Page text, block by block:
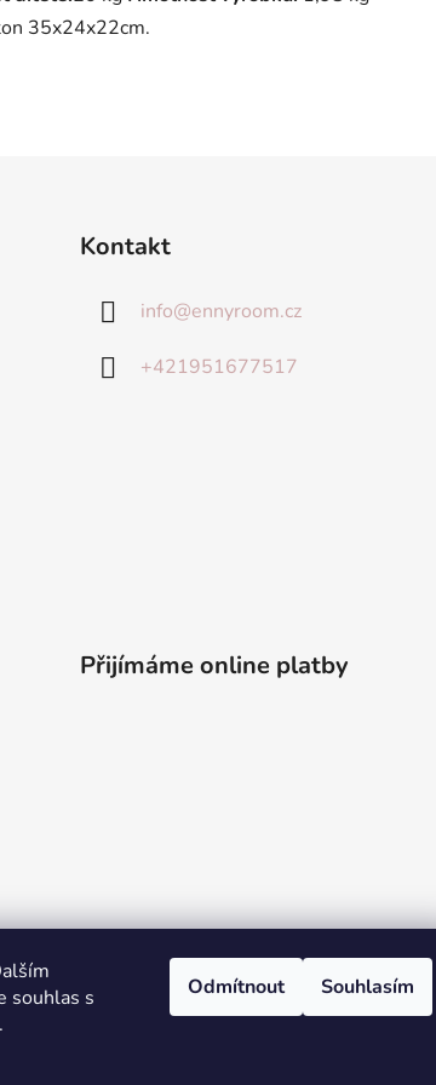
souhlas s
.
Odmítnout Souhlasím
35x24x22cm.
Kontakt
info@ennyroom.cz
+421951677517
Přijímáme online platby